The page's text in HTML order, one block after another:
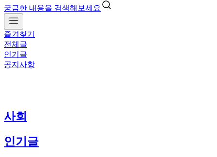
궁금한 내용을 검색해보세요
즐겨찾기
전체글
인기글
공지사항
사회
인기글